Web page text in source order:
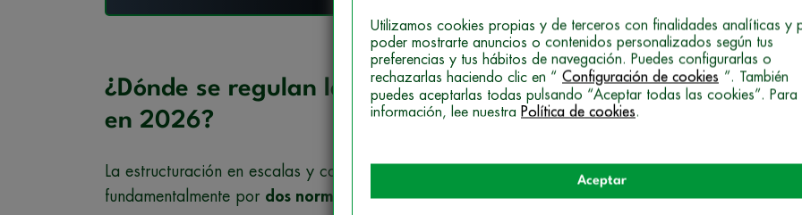
¿Dónde se regulan las categorías de la Policía Nacional
en 2026?
La estructuración en escalas y categorías en la
está regulada
fundamentalmente por dos normas
Utilizamos cookies propias y de terceros con finalidades analíticas y
poder mostrarte anuncios o contenidos personalizados según tus
preferencias y tus hábitos de navegación. Puedes configurarlas o
rechazarlas haciendo clic en “ Configuración de cookies ”. También
puedes aceptarlas todas pulsando “Aceptar todas las cookies”. Para
información, lee nuestra Política de cookies.
Aceptar